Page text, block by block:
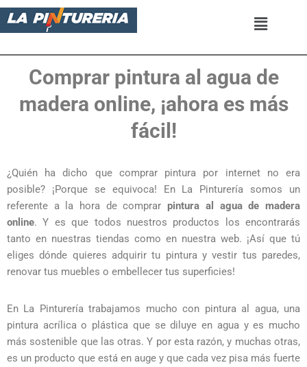
Saltar
al
contenido
Comprar pintura al agua de
madera online, ¡ahora es más
fácil!
¿Quién ha dicho que comprar pintura por internet no era
posible? ¡Porque se equivoca! En La Pinturería somos un
referente a la hora de comprarpintura al agua de madera
online. Y es que todos nuestros productos los encontrarás
tanto en nuestras tiendas como en nuestra web. ¡Así que tú
eliges dónde quieres adquirir tu pintura y vestir tus paredes,
renovar tus muebles o embellecer tus superficies!
En La Pinturería trabajamos mucho con pintura al agua, una
pintura acrílica o plástica que se diluye en agua y es mucho
más sostenible que las otras. Y por esta razón, y muchas otras,
es un producto que está en auge y que cada vez pisa más fuerte